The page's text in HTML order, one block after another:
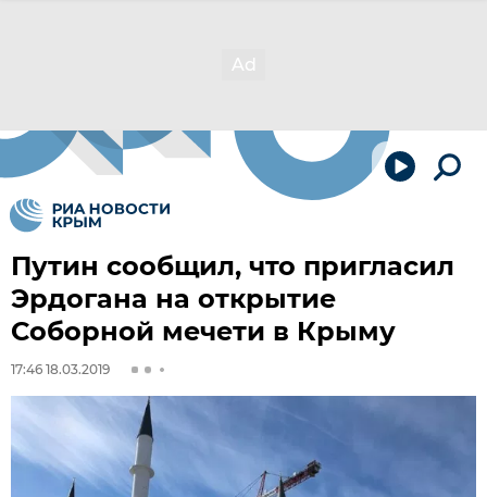
Путин сообщил, что пригласил
Эрдогана на открытие
Соборной мечети в Крыму
17:46 18.03.2019